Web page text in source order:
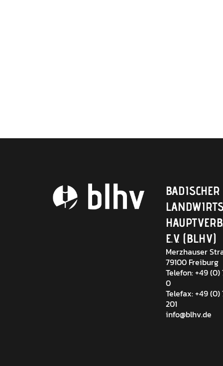
BADISCHER
E.V. (BLHV)
Merzhauser
79100 Freiburg
Telefon: +49 (0)
0
Telefax: +49 (0)
201
info@blhv.de